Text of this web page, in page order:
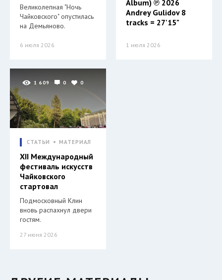
Великолепная "Ночь
Чайковского" опустилась
на Демьяново.
6 июля 2026
Album) ℗ 2026
Andrey Gulidov 8
tracks = 27'15"
1 июля 2026
1 609 0 0
СТАТЬИ МАТЕРИАЛ
XII Международный
фестиваль искусств
Чайковского
стартовал
Подмосковный Клин
вновь распахнул двери
гостям.
27 июня 2026